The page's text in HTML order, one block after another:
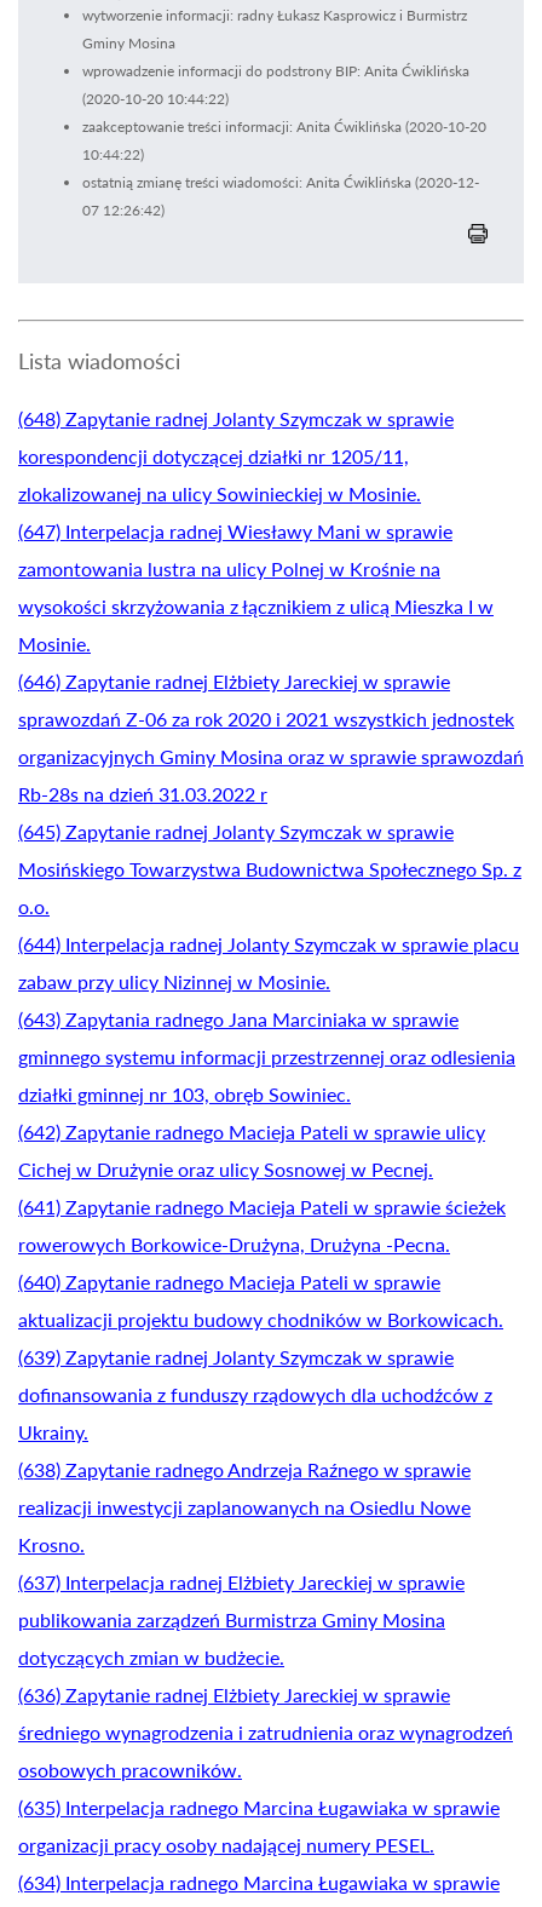
wytworzenie informacji: radny Łukasz Kasprowicz i Burmistrz
Gminy Mosina
wprowadzenie informacji do podstrony BIP: Anita Ćwiklińska
(2020-10-20 10:44:22)
zaakceptowanie treści informacji: Anita Ćwiklińska (2020-10-20
10:44:22)
ostatnią zmianę treści wiadomości: Anita Ćwiklińska (2020-12-
07 12:26:42)
Lista wiadomości
(648) Zapytanie radnej Jolanty Szymczak w sprawie
korespondencji dotyczącej działki nr 1205/11,
zlokalizowanej na ulicy Sowinieckiej w Mosinie.
(647) Interpelacja radnej Wiesławy Mani w sprawie
zamontowania lustra na ulicy Polnej w Krośnie na
wysokości skrzyżowania z łącznikiem z ulicą Mieszka I w
Mosinie.
(646) Zapytanie radnej Elżbiety Jareckiej w sprawie
sprawozdań Z-06 za rok 2020 i 2021 wszystkich jednostek
organizacyjnych Gminy Mosina oraz w sprawie sprawozdań
Rb-28s na dzień 31.03.2022 r
(645) Zapytanie radnej Jolanty Szymczak w sprawie
Mosińskiego Towarzystwa Budownictwa Społecznego Sp. z
o.o.
(644) Interpelacja radnej Jolanty Szymczak w sprawie placu
zabaw przy ulicy Nizinnej w Mosinie.
(643) Zapytania radnego Jana Marciniaka w sprawie
gminnego systemu informacji przestrzennej oraz odlesienia
działki gminnej nr 103, obręb Sowiniec.
(642) Zapytanie radnego Macieja Pateli w sprawie ulicy
Cichej w Drużynie oraz ulicy Sosnowej w Pecnej.
(641) Zapytanie radnego Macieja Pateli w sprawie ścieżek
rowerowych Borkowice-Drużyna, Drużyna -Pecna.
(640) Zapytanie radnego Macieja Pateli w sprawie
aktualizacji projektu budowy chodników w Borkowicach.
(639) Zapytanie radnej Jolanty Szymczak w sprawie
dofinansowania z funduszy rządowych dla uchodźców z
Ukrainy.
(638) Zapytanie radnego Andrzeja Raźnego w sprawie
realizacji inwestycji zaplanowanych na Osiedlu Nowe
Krosno.
(637) Interpelacja radnej Elżbiety Jareckiej w sprawie
publikowania zarządzeń Burmistrza Gminy Mosina
dotyczących zmian w budżecie.
(636) Zapytanie radnej Elżbiety Jareckiej w sprawie
średniego wynagrodzenia i zatrudnienia oraz wynagrodzeń
osobowych pracowników.
(635) Interpelacja radnego Marcina Ługawiaka w sprawie
organizacji pracy osoby nadającej numery PESEL.
(634) Interpelacja radnego Marcina Ługawiaka w sprawie